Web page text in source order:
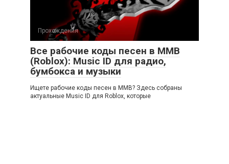
Прохождения
Все рабочие коды песен в ММВ
(Roblox): Music ID для радио,
бумбокса и музыки
Ищете рабочие коды песен в ММВ? Здесь собраны
актуальные Music ID для Roblox, которые